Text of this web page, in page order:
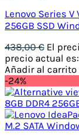
Lenovo Series V
256GB SSD
438,00€ El
precio actual
Añadir al carrito
-24%